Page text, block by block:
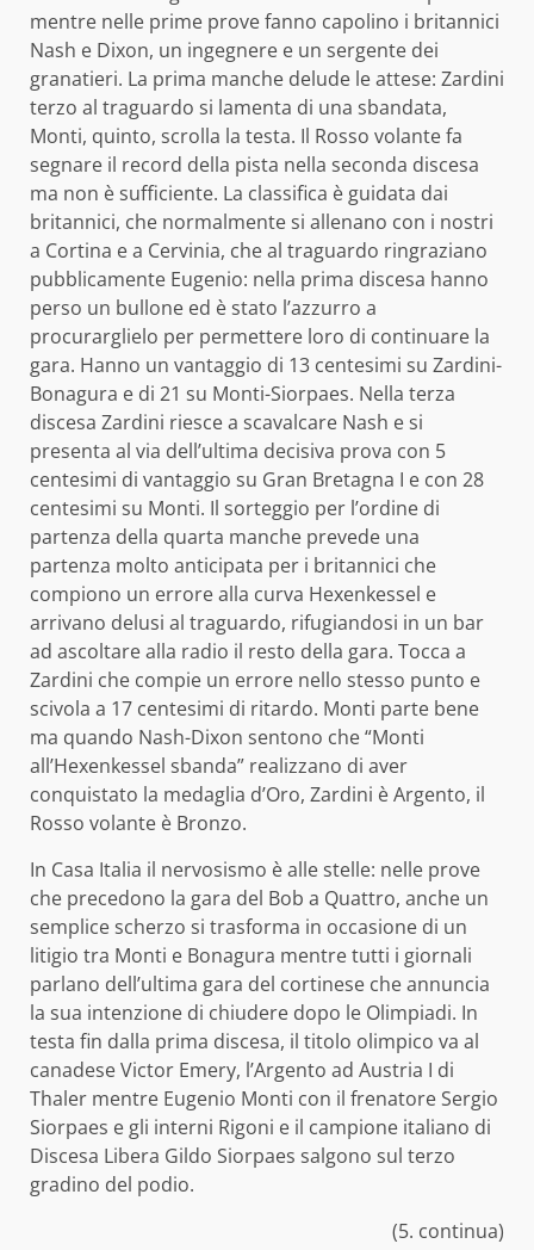
mentre nelle prime prove fanno capolino i britannici
Nash e Dixon, un ingegnere e un sergente dei
granatieri. La prima manche delude le attese: Zardini
terzo al traguardo si lamenta di una sbandata,
Monti, quinto, scrolla la testa. Il Rosso volante fa
segnare il record della pista nella seconda discesa
ma non è sufficiente. La classifica è guidata dai
britannici, che normalmente si allenano con i nostri
a Cortina e a Cervinia, che al traguardo ringraziano
pubblicamente Eugenio: nella prima discesa hanno
perso un bullone ed è stato l’azzurro a
procurarglielo per permettere loro di continuare la
gara. Hanno un vantaggio di 13 centesimi su Zardini-
Bonagura e di 21 su Monti-Siorpaes. Nella terza
discesa Zardini riesce a scavalcare Nash e si
presenta al via dell’ultima decisiva prova con 5
centesimi di vantaggio su Gran Bretagna I e con 28
centesimi su Monti. Il sorteggio per l’ordine di
partenza della quarta manche prevede una
partenza molto anticipata per i britannici che
compiono un errore alla curva Hexenkessel e
arrivano delusi al traguardo, rifugiandosi in un bar
ad ascoltare alla radio il resto della gara. Tocca a
Zardini che compie un errore nello stesso punto e
scivola a 17 centesimi di ritardo. Monti parte bene
ma quando Nash-Dixon sentono che “Monti
all’Hexenkessel sbanda” realizzano di aver
conquistato la medaglia d’Oro, Zardini è Argento, il
Rosso volante è Bronzo.
In Casa Italia il nervosismo è alle stelle: nelle prove
che precedono la gara del Bob a Quattro, anche un
semplice scherzo si trasforma in occasione di un
litigio tra Monti e Bonagura mentre tutti i giornali
parlano dell’ultima gara del cortinese che annuncia
la sua intenzione di chiudere dopo le Olimpiadi. In
testa fin dalla prima discesa, il titolo olimpico va al
canadese Victor Emery, l’Argento ad Austria I di
Thaler mentre Eugenio Monti con il frenatore Sergio
Siorpaes e gli interni Rigoni e il campione italiano di
Discesa Libera Gildo Siorpaes salgono sul terzo
gradino del podio.
(5. continua)